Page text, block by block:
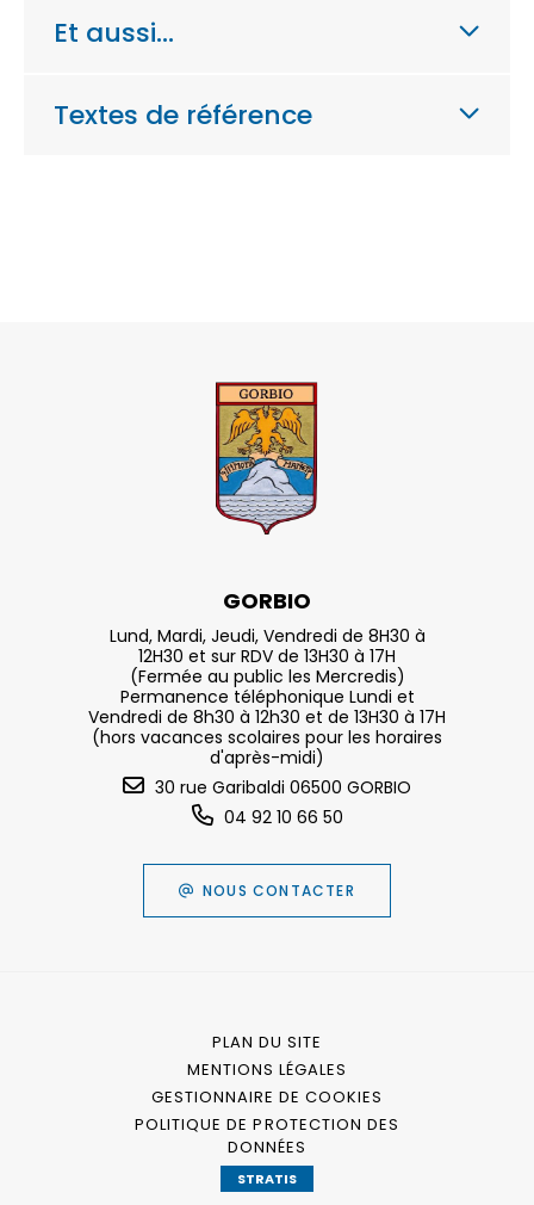
Et aussi…
Textes de référence
GORBIO
Lund, Mardi, Jeudi, Vendredi de 8H30 à
12H30 et sur RDV de 13H30 à 17H
(Fermée au public les Mercredis)
Permanence téléphonique Lundi et
Vendredi de 8h30 à 12h30 et de 13H30 à 17H
(hors vacances scolaires pour les horaires
d'après-midi)
30 rue Garibaldi 06500 GORBIO
04 92 10 66 50
NOUS CONTACTER
PLAN DU SITE
MENTIONS LÉGALES
GESTIONNAIRE DE COOKIES
POLITIQUE DE PROTECTION DES
DONNÉES
STRATIS